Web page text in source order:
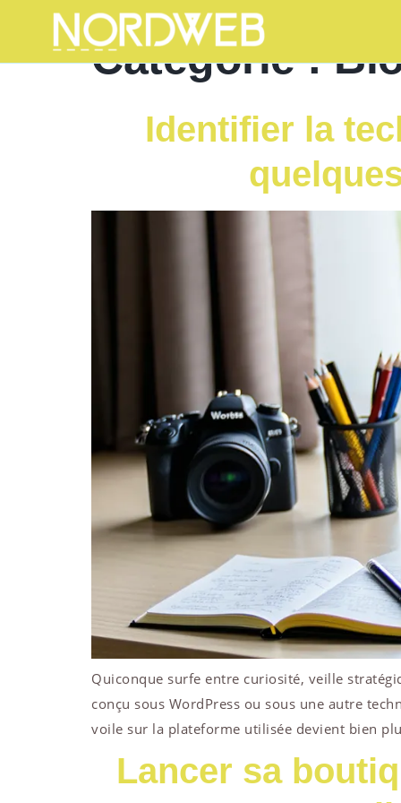
Catégorie :
Identifier la
Quiconque surfe entre curiosité, veille
conçu sous WordPress ou sous une autre
voile sur la plateforme utilisée devient bien
Lancer sa